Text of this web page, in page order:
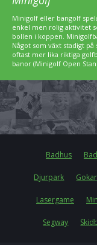
Minigolf eller bangolf
enkel men rolig aktivitet
bollen i koppen.
Något som växt stadigt
oftast mer lika riktiga
banor (Minigolf Open
Badhus
Djurpark
Lasergame
Segway